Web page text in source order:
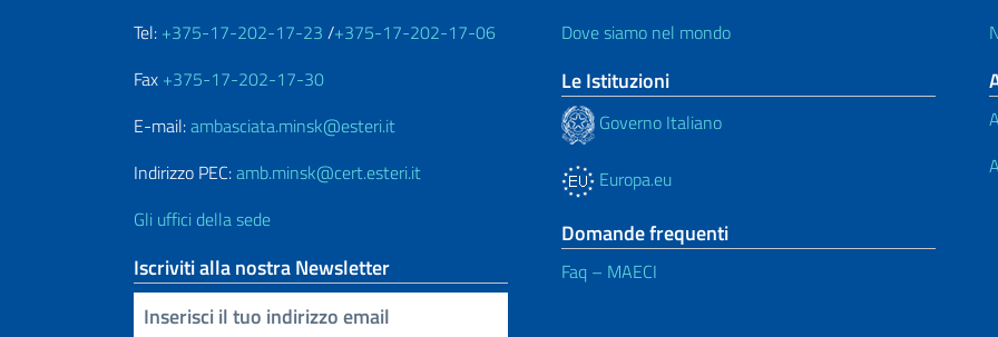
Tel: +375-17-202-17-23 /+375-17-202-17-06
Fax +375-17-202-17-30
E-mail:ambasciata.minsk@esteri.it
Indirizzo PEC:amb.minsk@cert.esteri.it
Gli uffici della sede
Iscriviti alla nostra Newsletter
Inserisci la tua email
Dove siamo nel mondo
Le Istituzioni
Governo Italiano
Europa.eu
Domande frequenti
Faq – MAECI